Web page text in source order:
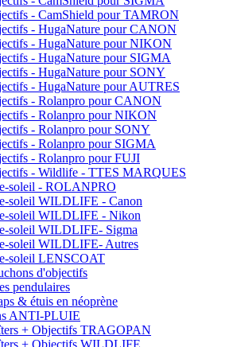
- CamShield pour TAMRON
- HugaNature pour CANON
- HugaNature pour NIKON
- HugaNature pour SIGMA
- HugaNature pour SONY
- HugaNature pour AUTRES
- Rolanpro pour CANON
- Rolanpro pour NIKON
- Rolanpro pour SONY
- Rolanpro pour SIGMA
- Rolanpro pour FUJI
- Wildlife - TTES MARQUES
soleil - ROLANPRO
soleil WILDLIFE - Canon
soleil WILDLIFE - Nikon
soleil WILDLIFE- Sigma
soleil WILDLIFE- Autres
soleil LENSCOAT
d'objectifs
pendulaires
& étuis en néoprène
ANTI-PLUIE
+ Objectifs TRAGOPAN
+ Objectifs WILDLIFE